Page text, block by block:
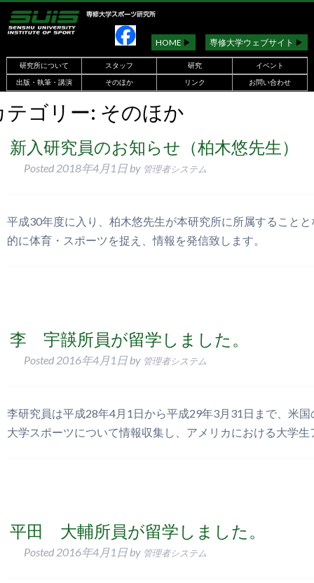
HOME ▶︎ 専修大学ウェブサイト ▶︎
研究所について スタッフ 研究
イベント
出版・執筆・講演
そのほか リンク お問い合わせ
テゴリー: そのほか
新入研究員のお知らせ（柏木悠先生）
Posted 2018年4月1日 by 管理者システム
平成30年度に入り、柏木悠先生が本研究所に所属すること
的に体育・スポーツを捉え、情報を発信致します。
李 宇韺所員が留学しました。
Posted 2016年4月1日 by 管理者システム
李研究員は平成28年4月1日から平成29年3月31日まで、米
大学スポーツについて情報収集し、アメリカにおける大学
平田 大輔所員が留学しました。
Posted 2016年4月1日 by 管理者システム